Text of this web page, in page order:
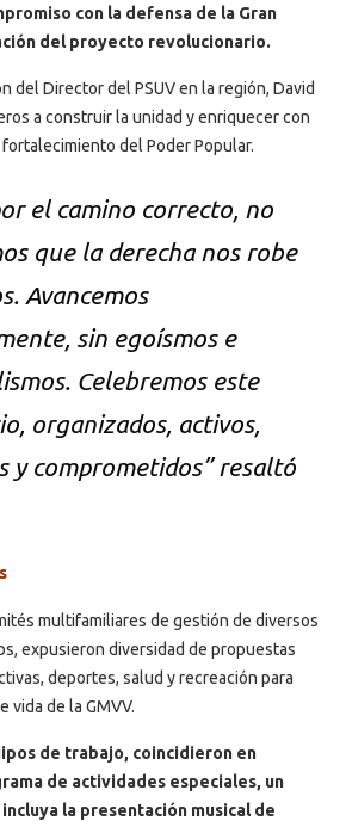
con la defensa de la Gran
del proyecto revolucionario.
del Director del PSUV en la región, David
a construir la unidad y enriquecer con
del Poder Popular.
el camino correcto, no
que la derecha nos robe
Avancemos
sin egoísmos e
Celebremos este
organizados, activos,
y comprometidos” resaltó
multifamiliares de gestión de diversos
expusieron diversidad de propuestas
deportes, salud y recreación para
vida de la GMVV.
de trabajo, coincidieron en
de actividades especiales, un
la presentación musical de